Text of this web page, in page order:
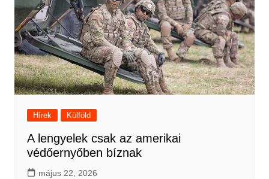
Hírek Külföld
A lengyelek csak az amerikai
védőernyőben bíznak
május 22, 2026